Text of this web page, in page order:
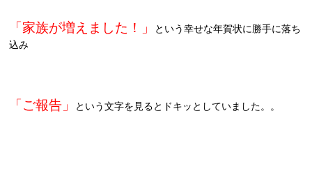
「家族が増えました！」
という幸せな年賀状に勝手に落ち
込み
「ご報告」 という文字を見るとドキッとしていました。。